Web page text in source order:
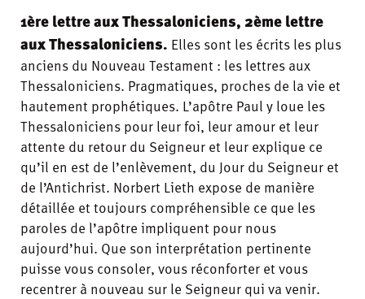
1ère lettre aux Thessaloniciens, 2ème lettre
aux Thessaloniciens. Elles sont les écrits les plus
anciens du Nouveau Testament : les lettres aux
Thessaloniciens. Pragmatiques, proches de la vie et
hautement prophétiques. L’apôtre Paul y loue les
Thessaloniciens pour leur foi, leur amour et leur
attente du retour du Seigneur et leur explique ce
qu’il en est de l’enlèvement, du Jour du Seigneur et
de l’Antichrist. Norbert Lieth expose de manière
détaillée et toujours compréhensible ce que les
paroles de l’apôtre impliquent pour nous
aujourd’hui. Que son interprétation pertinente
puisse vous consoler, vous réconforter et vous
recentrer à nouveau sur le Seigneur qui va venir.